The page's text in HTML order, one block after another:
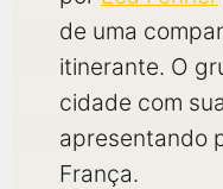
de uma
itinerante. O
cidade com
apresentando
França.
acessar informações sobre
trailers e muito mais.